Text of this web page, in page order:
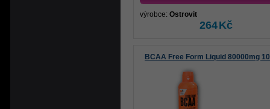
výrobce: Ostrovit
264Kč
BCAA Free Form Liquid 80000mg